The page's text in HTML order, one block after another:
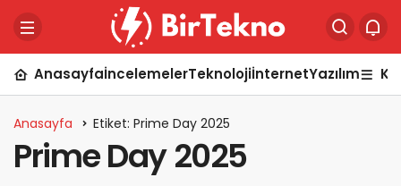
AnasayfaİncelemelerTeknolojiİnternetYazılım
Anasayfa Etiket: Prime Day 2025
Prime Day 2025